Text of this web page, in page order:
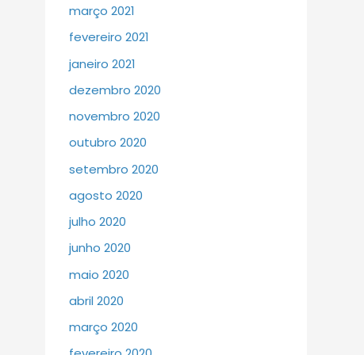
março 2021
fevereiro 2021
janeiro 2021
dezembro 2020
novembro 2020
outubro 2020
setembro 2020
agosto 2020
julho 2020
junho 2020
maio 2020
abril 2020
março 2020